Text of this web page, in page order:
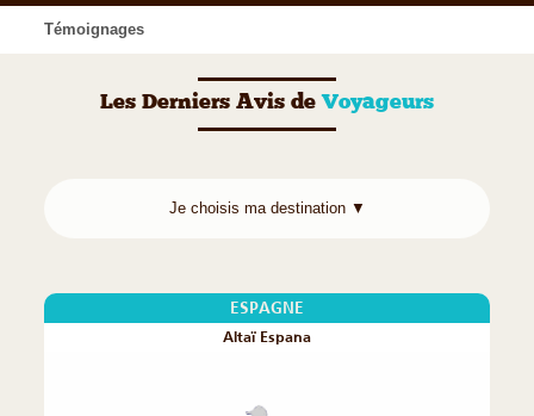
Témoignages
Les Derniers Avis de Voyageurs
ESPAGNE
Altaï Espana